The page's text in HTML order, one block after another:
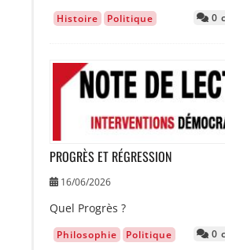
Histoire Politique 0
Image
PROGRÈS ET RÉGRESSION
16/06/2026
Quel Progrès ?
Philosophie Politique 0